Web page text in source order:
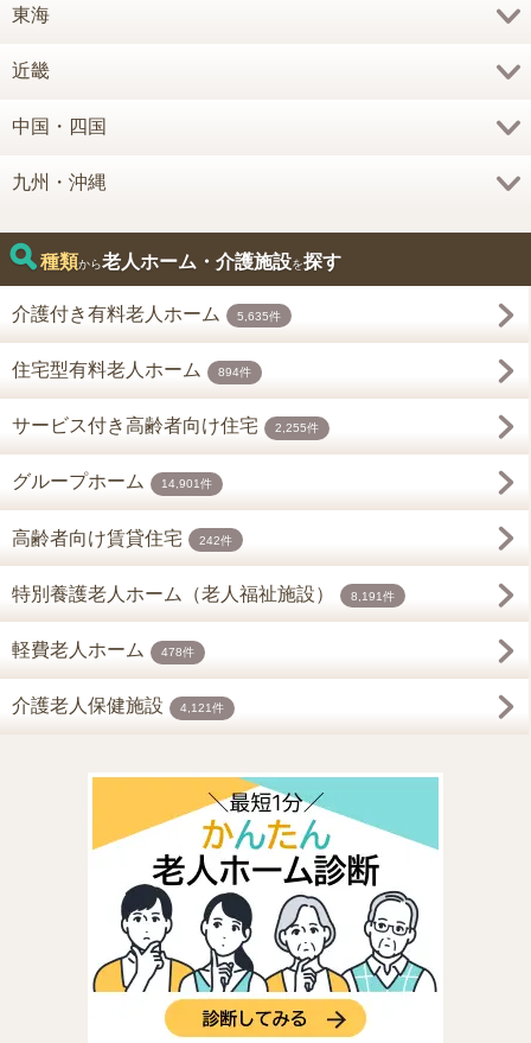
東海
近畿
中国・四国
九州・沖縄
種類から老人ホーム・介護施設を探す
介護付き有料老人ホーム 5,635件
住宅型有料老人ホーム 894件
サービス付き高齢者向け住宅 2,255件
グループホーム 14,901件
高齢者向け賃貸住宅 242件
特別養護老人ホーム（老人福祉施設） 8,191件
軽費老人ホーム 478件
介護老人保健施設 4,121件